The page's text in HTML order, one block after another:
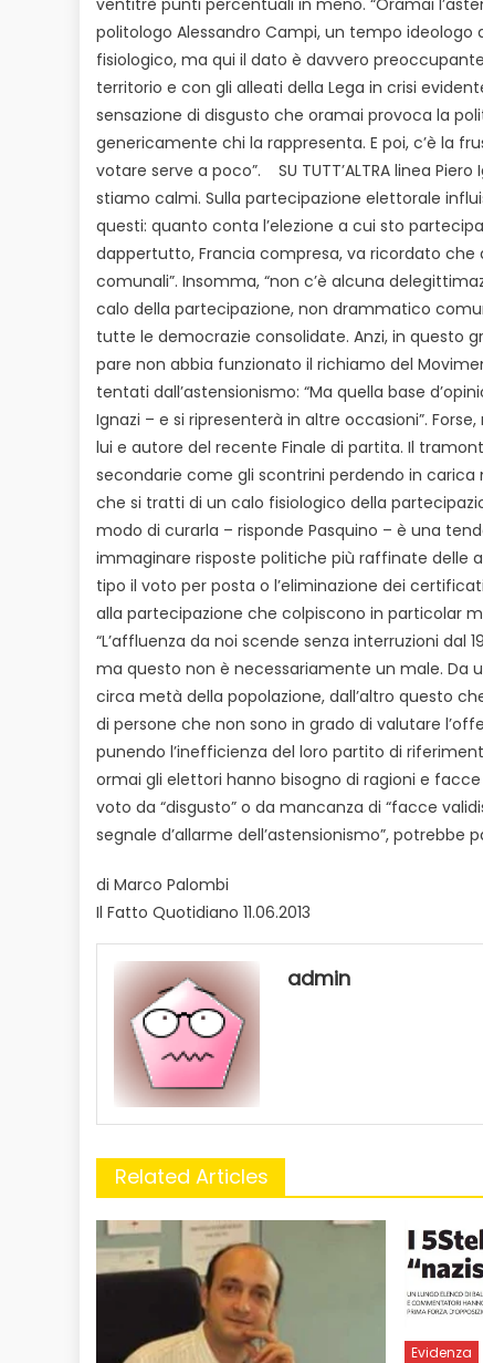
politologo Alessandro Campi, un tempo ideologo
fisiologico, ma qui il dato è davvero
territorio e con gli alleati della Lega in crisi
sensazione di disgusto che oramai provoca la
genericamente chi la rappresenta. E poi, c’è la
votare serve a poco”. SU TUTT’ALTRA linea
stiamo calmi. Sulla partecipazione elettorale
questi: quanto conta l’elezione a cui sto
dappertutto, Francia compresa, va ricordato
comunali”. Insomma, “non c’è alcuna
calo della partecipazione, non drammatico
tutte le democrazie consolidate. Anzi, in questo
pare non abbia funzionato il richiamo del
tentati dall’astensionismo: “Ma quella base
Ignazi – e si ripresenterà in altre occasioni”.
lui e autore del recente Finale di partita. Il
secondarie come gli scontrini perdendo in
che si tratti di un calo fisiologico della
modo di curarla – risponde Pasquino – è una
immaginare risposte politiche più raffinate delle
tipo il voto per posta o l’eliminazione dei certificati
alla partecipazione che colpiscono in particolar
“L’affluenza da noi scende senza interruzioni dal
ma questo non è necessariamente un male. Da
circa metà della popolazione, dall’altro questo
di persone che non sono in grado di valutare
punendo l’inefficienza del loro partito di
ormai gli elettori hanno bisogno di ragioni e
voto da “disgusto” o da mancanza di “facce
segnale d’allarme dell’astensionismo”, potrebbe
di Marco Palombi
Il Fatto Quotidiano 11.06.2013
admin
Related Articles
Evidenza